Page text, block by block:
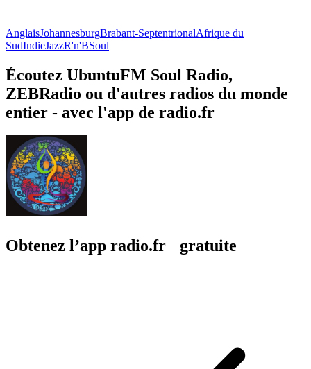
AnglaisJohannesburgBrabant-SeptentrionalAfrique du
SudIndieJazzR'n'BSoul
Écoutez UbuntuFM Soul Radio,
ZEBRadio ou d'autres radios du monde
entier - avec l'app de radio.fr
Obtenez l’app radio.fr gratuite